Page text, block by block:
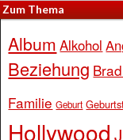
Zum Thema
Album Alkohol
Beziehung
Familie Geburt
Hollywood